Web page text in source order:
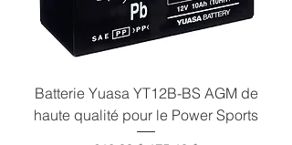
Batterie Yuasa YT12B-BS AGM de
haute qualité pour le Power Sports